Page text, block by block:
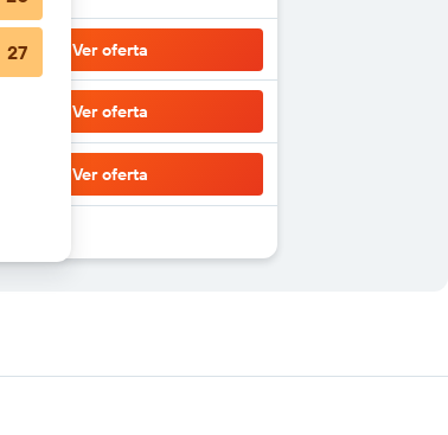
Ver oferta
Ver oferta
Ver oferta
27